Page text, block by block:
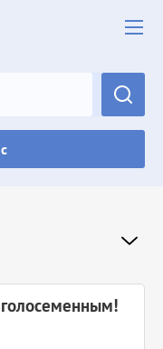
голосеменным!